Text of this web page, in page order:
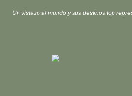
Un vistazo al mundo y sus destinos top